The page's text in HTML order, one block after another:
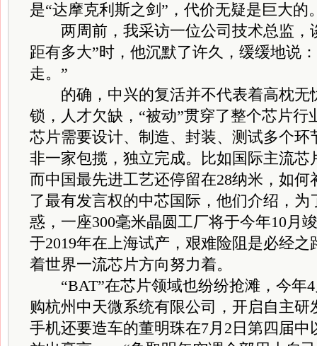
是“达摩克利斯之剑”，代价无疑是巨大的
两周前，我采访一位公司技术总监，
距有多大”时，他沉默了许久，缓缓地说
走。”
的确，中兴的复活并不代表着高枕无
锁，人才欠缺，“被动”贯穿了整个芯片行
芯片需要设计、制造、封装、测试多个环
非一家包揽，独立完成。比如国际主流芯
而中国最先进工艺还停留在28纳米，如
了最有发言权的中芯国际，他们介绍，为
惑，一座300毫米晶圆工厂将于今年10月
于2019年在上海试产，艰难险阻是必经
着世界一流芯片方向努力着。
“BAT”在芯片领域也纷纷抢滩，今年4
购杭州中天微系统有限公司，开启自主
手机还要造车的董明珠在7月2日第四届